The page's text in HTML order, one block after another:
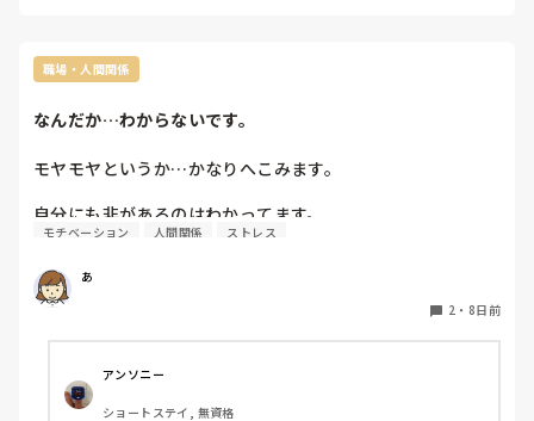
冷やしてますよ。
良いですよ。
うちは窓を開ければ涼しい日も少なくないので、扇風機は弱、
寝る時に太めのネッククーラー、氷枕、手足が触れる所にキャ
ンプ等で使うデカい保冷剤を適宜使用します。
オススメは、500mlのペットボトルを水を入れて冷凍する事で
熱中症になった時は、四肢や首の下、股に挟むなど、太い血管
のある所にサイズ的に挟みやすいですし、溶けたら飲料水など
停電中の冷蔵冷凍庫を冷やしたり、停電時の場合は携帯扇風機
や、停電でないなら扇風機等で冷凍ペットボトルの後ろから風
職場・人間関係
なんだか…わからないです。
モヤモヤというか…かなりへこみます。
自分にも非があるのはわかってます。
しかし自分の力量では出来ない事の方が多いのです。
ます。次からはと思っていますが、つい言ってしまいます。
離れ、戻ると…雰囲気が…。
もっとしっかりしてほしいと…だけ聞こえました。(常勤が)
自分でもわかってます。技量がないのは。
モチベーション 人間関係 ストレス
あ
2 ・ 8日前
アンソニー
ショートステイ, 無資格